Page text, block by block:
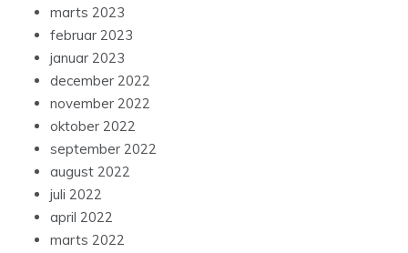
marts 2023
februar 2023
januar 2023
december 2022
november 2022
oktober 2022
september 2022
august 2022
juli 2022
april 2022
marts 2022